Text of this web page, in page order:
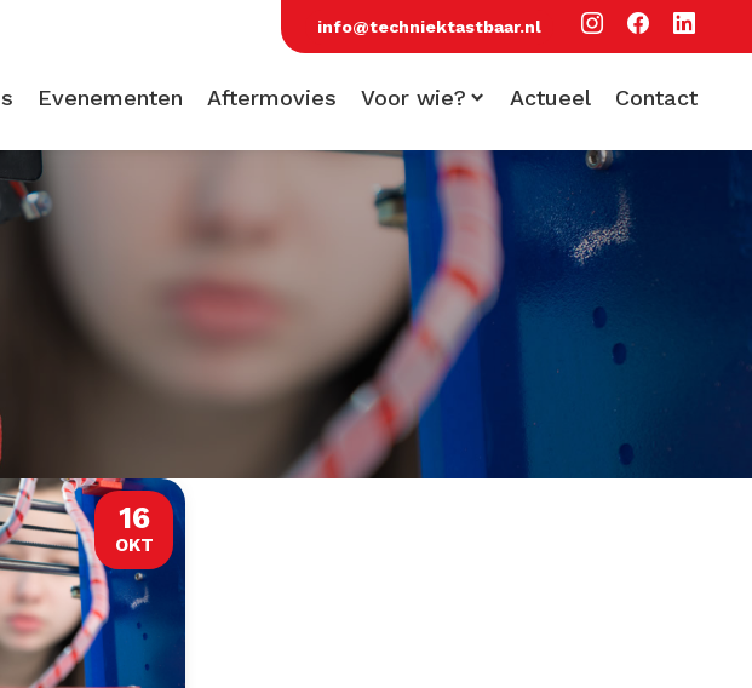
info@techniektastbaar.nl
Evenementen Aftermovies Voor wie?
Voor scholen
Voor bezoekers
Voor bedrijven
Actueel Contact
16
OKT